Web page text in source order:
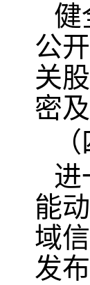
健
公
关
密
进
能
域
发